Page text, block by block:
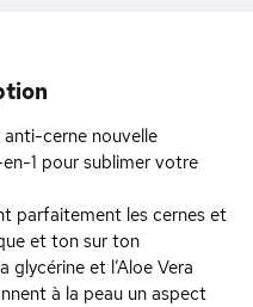
cerne nouvelle
1 pour sublimer votre
parfaitement les cernes et
et ton sur ton
et l’Aloe Vera
à la peau un aspect